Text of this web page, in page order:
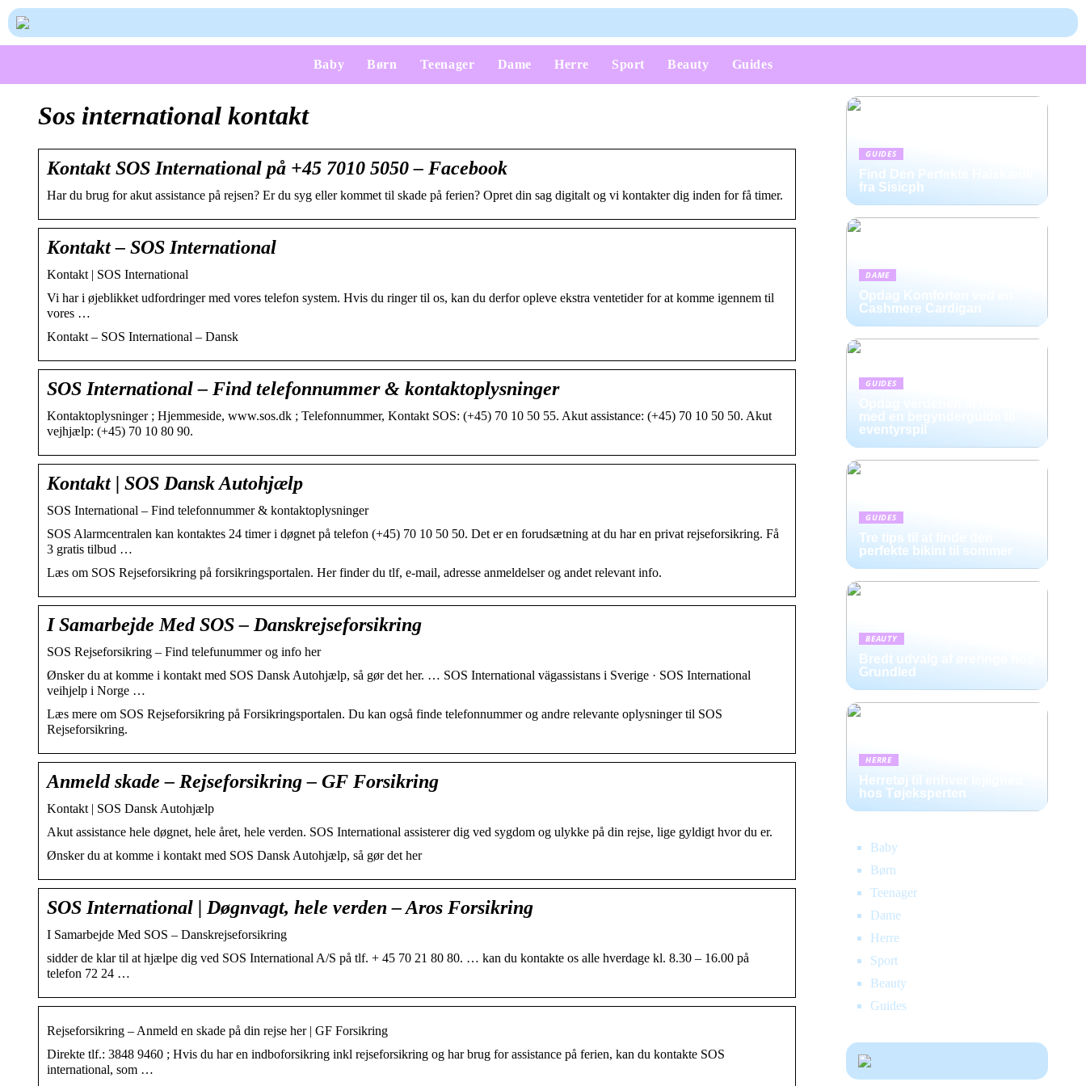
Baby Børn Teenager Dame Herre Sport Beauty Guides
Sos international kontakt
Kontakt SOS International på +45 7010 5050 – Facebook
Har du brug for akut assistance på rejsen? Er du syg eller kommet til skade på ferien? Opret din sag digitalt og vi kontakter dig inden for få timer.
Kontakt – SOS International
Kontakt | SOS International
Vi har i øjeblikket udfordringer med vores telefon system. Hvis du ringer til os, kan du derfor opleve ekstra ventetider for at komme igennem til
vores …
Kontakt – SOS International – Dansk
SOS International – Find telefonnummer & kontaktoplysninger
Kontaktoplysninger ; Hjemmeside, www.sos.dk ; Telefonnummer, Kontakt SOS: (+45) 70 10 50 55. Akut assistance: (+45) 70 10 50 50. Akut
vejhjælp: (+45) 70 10 80 90.
Kontakt | SOS Dansk Autohjælp
SOS International – Find telefonnummer & kontaktoplysninger
SOS Alarmcentralen kan kontaktes 24 timer i døgnet på telefon (+45) 70 10 50 50. Det er en forudsætning at du har en privat rejseforsikring. Få
3 gratis tilbud …
Læs om SOS Rejseforsikring på forsikringsportalen. Her finder du tlf, e-mail, adresse anmeldelser og andet relevant info.
I Samarbejde Med SOS – Danskrejseforsikring
SOS Rejseforsikring – Find telefunummer og info her
Ønsker du at komme i kontakt med SOS Dansk Autohjælp, så gør det her. … SOS International vägassistans i Sverige · SOS International
veihjelp i Norge …
Læs mere om SOS Rejseforsikring på Forsikringsportalen. Du kan også finde telefonnummer og andre relevante oplysninger til SOS
Rejseforsikring.
Anmeld skade – Rejseforsikring – GF Forsikring
Kontakt | SOS Dansk Autohjælp
Akut assistance hele døgnet, hele året, hele verden. SOS International assisterer dig ved sygdom og ulykke på din rejse, lige gyldigt hvor du er.
Ønsker du at komme i kontakt med SOS Dansk Autohjælp, så gør det her
SOS International | Døgnvagt, hele verden – Aros Forsikring
I Samarbejde Med SOS – Danskrejseforsikring
sidder de klar til at hjælpe dig ved SOS International A/S på tlf. + 45 70 21 80 80. … kan du kontakte os alle hverdage kl. 8.30 – 16.00 på
telefon 72 24 …
Rejseforsikring – Anmeld en skade på din rejse her | GF Forsikring
Direkte tlf.: 3848 9460 ; Hvis du har en indboforsikring inkl rejseforsikring og har brug for assistance på ferien, kan du kontakte SOS
international, som …
GUIDES
Find Den Perfekte Halskæde
fra Sisicph
DAME
Opdag Komforten ved en
Cashmere Cardigan
GUIDES
med en begynderguide til
eventyrspil
GUIDES
Tre tips til at finde den
perfekte bikini til sommer
BEAUTY
Bredt udvalg af øreringe hos
Grundled
HERRE
Herretøj til enhver lejlighed
hos Tøjeksperten
Baby
Børn
Teenager
Dame
Herre
Sport
Beauty
Guides